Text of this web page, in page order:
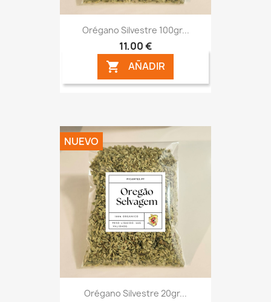
Orégano Silvestre 100gr...
11,00 €
 AÑADIR
Orégano Silvestre 20gr...
NUEVO